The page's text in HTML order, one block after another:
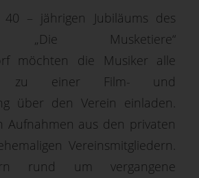
40 – jährigen Jubiläums des
„Die Musketiere“
möchten die Musiker alle
zu einer Film- und
über den Verein einladen.
Aufnahmen aus den privaten
Vereinsmitgliedern.
rund um vergangene